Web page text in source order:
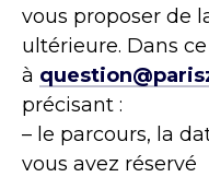
vous proposer de
ultérieure. Dans
à
précisant :
– le parcours, la
vous avez réservé